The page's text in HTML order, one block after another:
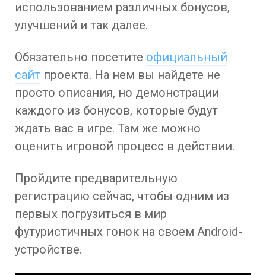
использованием различных бонусов,
улучшений и так далее.
Обязательно посетите официальный
сайт проекта. На нем вы найдете не
просто описания, но демонстрации
каждого из бонусов, которые будут
ждать вас в игре. Там же можно
оценить игровой процесс в действии.
Пройдите предварительную
регистрацию сейчас, чтобы одним из
первых погрузиться в мир
футуристичных гонок на своем Android-
устройстве.